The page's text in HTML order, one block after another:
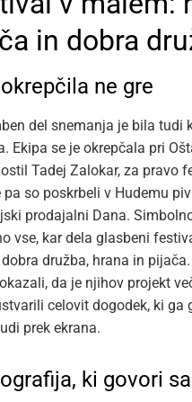
in dobra
ne gre
del snemanja je bila tudi
Ekipa se je okrepčala pri
Tadej Zalokar, za pravo
pa so poskrbeli v Hudemu
prodajalni Dana.
vse, kar dela glasbeni
družba, hrana in
da je njihov projekt
celovit dogodek, ki ga
prek ekrana.
ki govori